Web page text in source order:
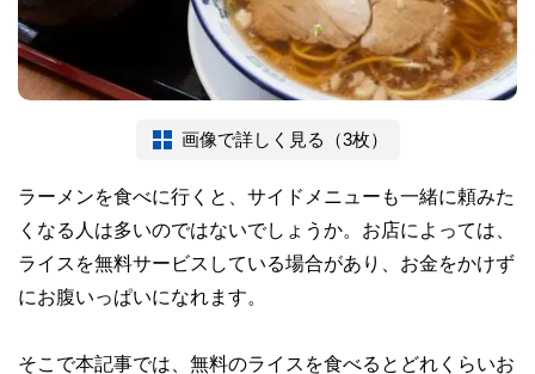
画像で詳しく見る（3枚）
ラーメンを食べに行くと、サイドメニューも一緒に頼みた
くなる人は多いのではないでしょうか。お店によっては、
ライスを無料サービスしている場合があり、お金をかけず
にお腹いっぱいになれます。
そこで本記事では、無料のライスを食べるとどれくらいお